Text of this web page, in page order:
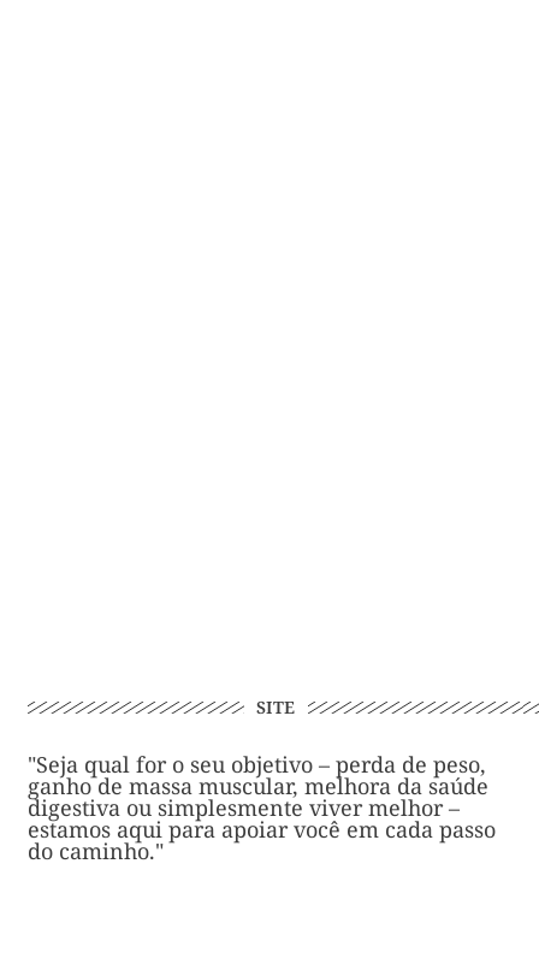
SITE
"Seja qual for o seu objetivo – perda de peso,
ganho de massa muscular, melhora da saúde
digestiva ou simplesmente viver melhor –
estamos aqui para apoiar você em cada passo
do caminho."